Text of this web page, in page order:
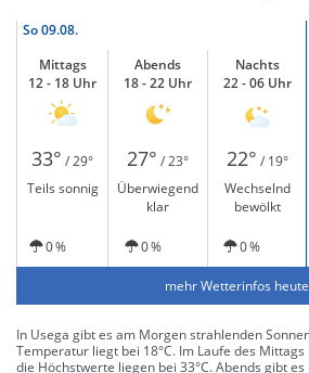
So09.08.
Mittags
12 - 18 Uhr
Abends
18 - 22 Uhr
Nachts
22 - 06 Uhr
33° / 29° 27° / 23° 22° / 19°
Teils sonnig
Überwiegend
klar
Wechselnd
bewölkt
0 % 0 % 0 %
mehr Wetterinfos heute
In Usega gibt es am Morgen strahlenden
Temperatur liegt bei 18°C. Im Laufe des
die Höchstwerte liegen bei 33°C. Abends gibt